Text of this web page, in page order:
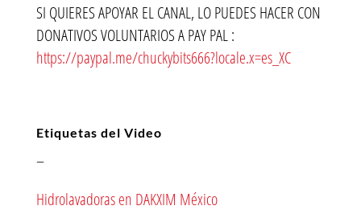
SI QUIERES APOYAR EL CANAL, LO PUEDES HACER CON
DONATIVOS VOLUNTARIOS A PAY PAL :
https://paypal.me/chuckybits666?locale.x=es_XC
Etiquetas del Video
–
Hidrolavadoras en DAKXIM México